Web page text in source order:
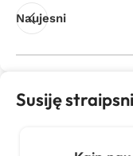
Naujesni
Susiję